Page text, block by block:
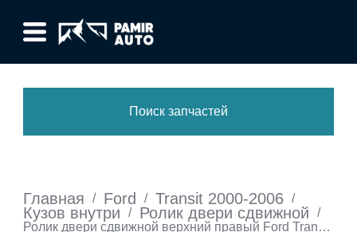
Поиск запчастей
Главная / Ford / Transit 2000-2006 /
Кузов внутри / Ролик двери сдвижной
/
Ролик двери сдвижной верхний правый Ford Transit